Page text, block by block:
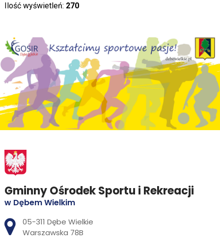
Ilość wyświetleń: 270
Gminny Ośrodek Sportu i Rekreacji
w Dębem Wielkim
Adres pocztowy:
05-311 Dębe Wielkie
Warszawska 78B